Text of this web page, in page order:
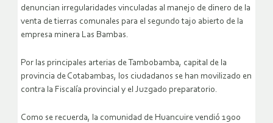
denuncian irregularidades vinculadas al manejo de dinero de la
venta de tierras comunales para el segundo tajo abierto de la
empresa minera Las Bambas.
Por las principales arterias de Tambobamba, capital de la
provincia de Cotabambas, los ciudadanos se han movilizado en
contra la Fiscalía provincial y el Juzgado preparatorio.
Como se recuerda, la comunidad de Huancuire vendió 1900